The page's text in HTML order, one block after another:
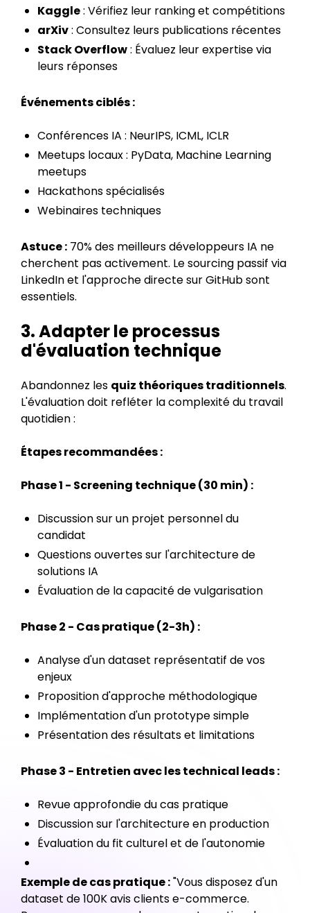
Kaggle: Vérifiez leur ranking et compétitions
arXiv: Consultez leurs publications récentes
Stack Overflow: Évaluez leur expertise via
leurs réponses
Événements ciblés :
Conférences IA : NeurIPS, ICML, ICLR
Meetups locaux : PyData, Machine Learning
meetups
Hackathons spécialisés
Webinaires techniques
Astuce : 70% des meilleurs développeurs IA ne
cherchent pas activement. Le sourcing passif via
LinkedIn et l'approche directe sur GitHub sont
essentiels.
3. Adapter le processus
d'évaluation technique
Abandonnez les quiz théoriques traditionnels.
L'évaluation doit refléter la complexité du travail
quotidien :
Étapes recommandées :
Phase 1 - Screening technique (30 min) :
Discussion sur un projet personnel du
candidat
Questions ouvertes sur l'architecture de
solutions IA
Évaluation de la capacité de vulgarisation
Phase 2 - Cas pratique (2-3h) :
Analyse d'un dataset représentatif de vos
enjeux
Proposition d'approche méthodologique
Implémentation d'un prototype simple
Présentation des résultats et limitations
Phase 3 - Entretien avec les technical leads :
Revue approfondie du cas pratique
Discussion sur l'architecture en production
Évaluation du fit culturel et de l'autonomie
Exemple de cas pratique :"Vous disposez d'un
dataset de 100K avis clients e-commerce.